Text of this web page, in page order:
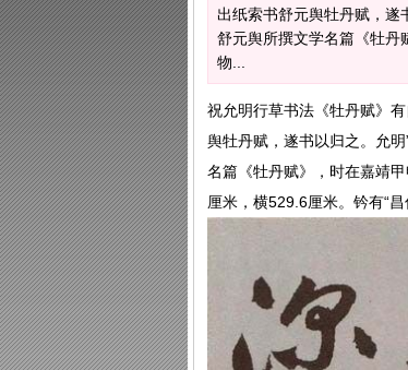
出纸索书舒元舆牡丹赋，遂
舒元舆所撰文学名篇《牡丹
物...
祝允明行草书法《牡丹赋》
舆牡丹赋，遂书以归之。允
名篇《牡丹赋》，时在嘉靖
厘米，横529.6厘米。钤有“昌